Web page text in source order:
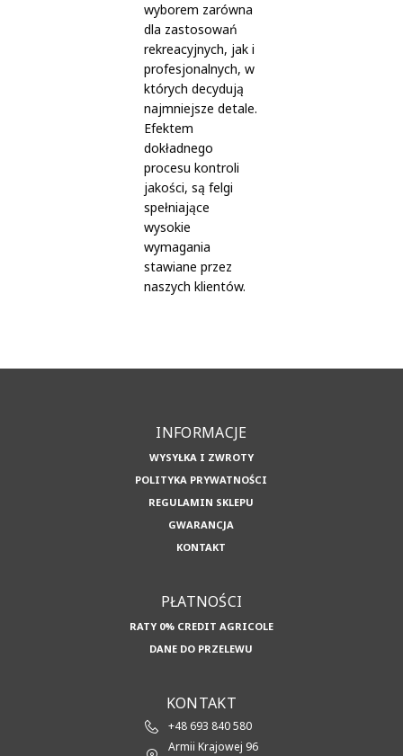
wyborem zarówna
dla zastosowań
rekreacyjnych, jak i
profesjonalnych, w
których decydują
najmniejsze detale.
Efektem
dokładnego
procesu kontroli
jakości, są felgi
spełniające
wysokie
wymagania
stawiane przez
naszych klientów.
INFORMACJE
WYSYŁKA I ZWROTY
POLITYKA PRYWATNOŚCI
REGULAMIN SKLEPU
GWARANCJA
KONTAKT
PŁATNOŚCI
RATY 0% CREDIT AGRICOLE
DANE DO PRZELEWU
KONTAKT
+48 693 840 580
Armii Krajowej 96